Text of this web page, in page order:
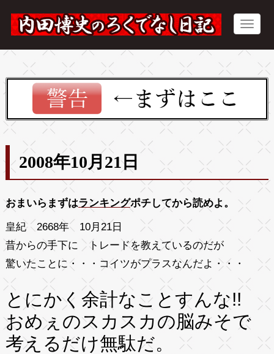
2008年10月21日
おまいらまずはランキングポチしてから読めよ。
皇紀 2668年 10月21日
昔からの手下に トレードを教えているのだが
驚いたことに・・・コイツがプラスなんだよ・・・
とにかく余計なことすんな!!
おめぇのスカスカの脳みそで
考えるだけ無駄だ。